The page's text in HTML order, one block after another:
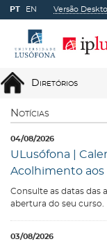
PT EN Versão
Diretórios
Notícias
04/08/2026
ULus´ófona |
Acolhimento
26/27
Consulte as datas das
abertura do seu curso.
03/08/2026